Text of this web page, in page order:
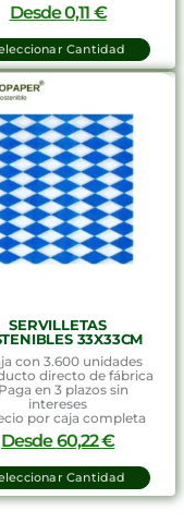
Desde0,11 €
Cantidad
SERVILLETAS
33X33CM
con 3.600 unidades
directo de fábrica
en 3 plazos sin
intereses
por caja completa
Desde60,22€
Cantidad